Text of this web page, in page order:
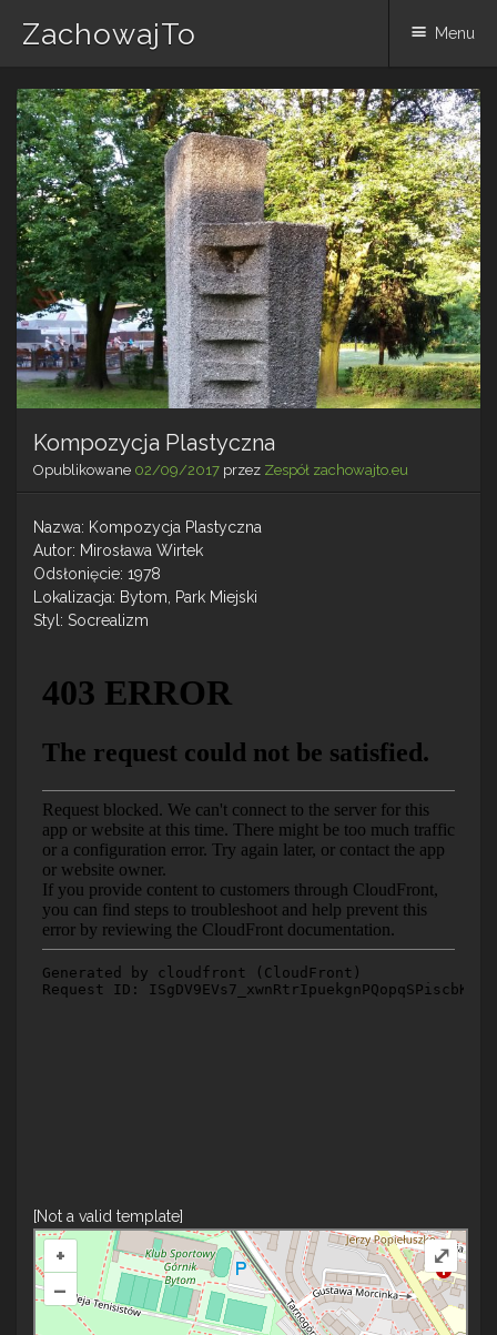
ZachowajTo Menu
Skip
to
content
Kompozycja Plastyczna
Opublikowane 02/09/2017 przez Zespół zachowajto.eu
Nazwa: Kompozycja Plastyczna
Autor: Mirosława Wirtek
Odsłonięcie: 1978
Lokalizacja: Bytom, Park Miejski
Styl: Socrealizm
[Not a valid template]
+
–
⤢